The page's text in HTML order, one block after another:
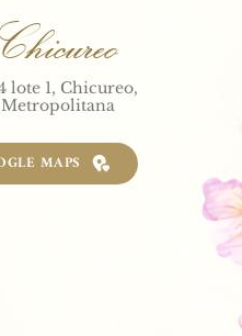
lote 1, Chicureo,
MAPS